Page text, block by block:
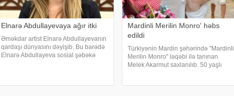
Elnarə Abdullayevaya ağır itki
Əməkdar artist Elnarə Abdullayevanın
qardaşı dünyasını dəyişib. Bu barədə
Elnarə Abdullayeva sosial şəbəkə
Mardinli Merilin Monro' həbs
edildi
Türkiyənin Mardin şəhərində "Mardinli
Merilin Monro" ləqəbi ilə tanınan
Melek Akarmut saxlanılıb. 50 yaşlı